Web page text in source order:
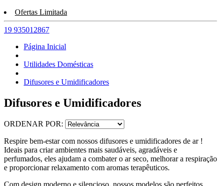
Ofertas Limitada
19 935012867
Página Inicial
Utilidades Domésticas
Difusores e Umidificadores
Difusores e Umidificadores
ORDENAR POR:
Respire bem-estar com nossos difusores e umidificadores de ar !
Ideais para criar ambientes mais saudáveis, agradáveis e
perfumados, eles ajudam a combater o ar seco, melhorar a respiração
e proporcionar relaxamento com aromas terapêuticos.
Com design moderno e silencioso, nossos modelos são perfeitos